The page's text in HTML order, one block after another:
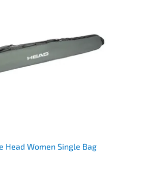
Head Women Single Bag